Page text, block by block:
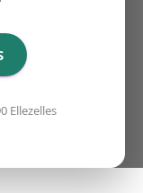
Ellezelles